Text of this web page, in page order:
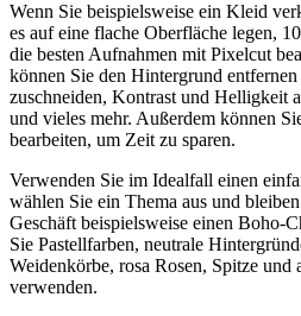
Wenn Sie beispielsweise ein Kleid
es auf eine flache Oberfläche legen,
die besten Aufnahmen mit Pixelcut
können Sie den Hintergrund
zuschneiden, Kontrast und Helligkeit
und vieles mehr. Außerdem können
bearbeiten, um Zeit zu sparen.
Verwenden Sie im Idealfall einen
wählen Sie ein Thema aus und
Geschäft beispielsweise einen Boho-
Sie Pastellfarben, neutrale
Weidenkörbe, rosa Rosen, Spitze
verwenden.